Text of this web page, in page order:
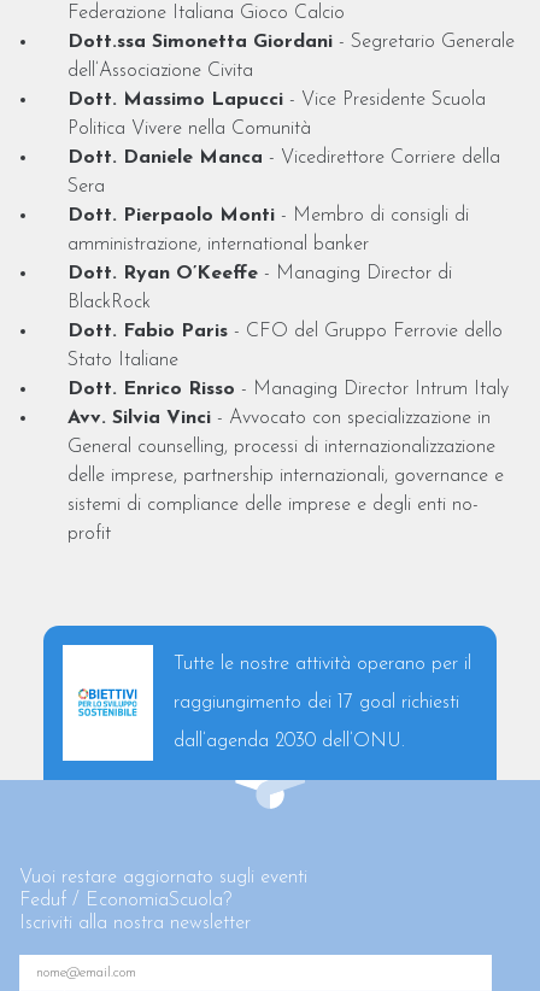
Federazione Italiana Gioco Calcio
Dott.ssa Simonetta Giordani - Segretario Generale
dell’Associazione Civita
Dott. Massimo Lapucci - Vice Presidente Scuola
Politica Vivere nella Comunità
Dott. Daniele Manca - Vicedirettore Corriere della
Sera
Dott. Pierpaolo Monti - Membro di consigli di
amministrazione, international banker
Dott. Ryan O’Keeffe - Managing Director di
BlackRock
Dott. Fabio Paris - CFO del Gruppo Ferrovie dello
Stato Italiane
Dott. Enrico Risso - Managing Director Intrum Italy
Avv. Silvia Vinci - Avvocato con specializzazione in
General counselling, processi di internazionalizzazione
delle imprese, partnership internazionali, governance e
sistemi di compliance delle imprese e degli enti no-
profit
Tutte le nostre attività operano per il
raggiungimento dei 17 goal richiesti
dall’agenda 2030 dell’ONU.
Vuoi restare aggiornato sugli eventi
Feduf / EconomiaScuola?
Iscriviti alla nostra newsletter